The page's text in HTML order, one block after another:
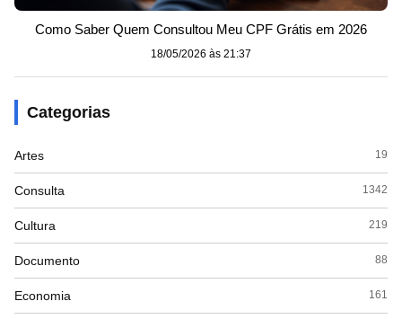
Como Saber Quem Consultou Meu CPF Grátis em 2026
18/05/2026 às 21:37
Categorias
Artes 19
Consulta 1342
Cultura 219
Documento 88
Economia 161